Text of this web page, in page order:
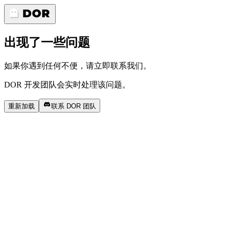
出现了一些问题
如果你遇到任何不便，请立即联系我们。
DOR 开发团队会实时处理该问题。
重新加载 联系 DOR 团队